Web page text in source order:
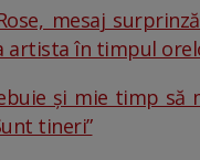
mesaj
artista în timpul
și mie timp să
tineri”